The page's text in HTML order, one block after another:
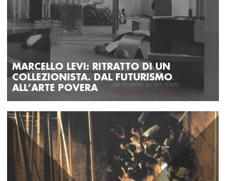
MARCELLO LEVI: RITRATTO DI UN
COLLEZIONISTA. DAL FUTURISMO
ALL’ARTE POVERA